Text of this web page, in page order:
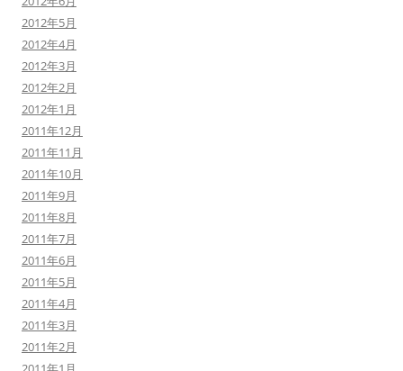
2012年5月
2012年4月
2012年3月
2012年2月
2012年1月
2011年12月
2011年11月
2011年10月
2011年9月
2011年8月
2011年7月
2011年6月
2011年5月
2011年4月
2011年3月
2011年2月